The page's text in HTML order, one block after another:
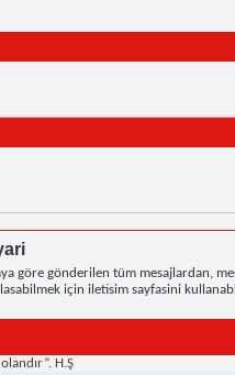
göre gönderilen tüm mesajlardan,
için iletisim sayfasini
H.Ş